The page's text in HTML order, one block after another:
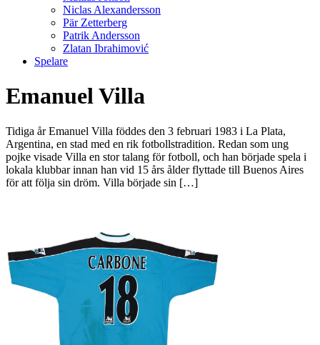
Niclas Alexandersson
Pär Zetterberg
Patrik Andersson
Zlatan Ibrahimović
Spelare
Emanuel Villa
Tidiga år Emanuel Villa föddes den 3 februari 1983 i La Plata,
Argentina, en stad med en rik fotbollstradition. Redan som ung
pojke visade Villa en stor talang för fotboll, och han började spela i
lokala klubbar innan han vid 15 års ålder flyttade till Buenos Aires
för att följa sin dröm. Villa började sin […]